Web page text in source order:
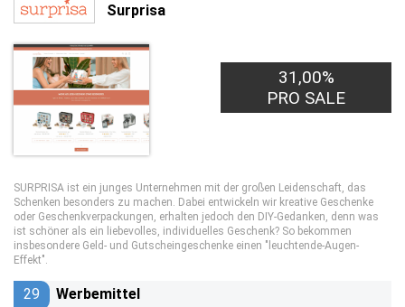
Surprisa
31,00%
PRO SALE
SURPRISA ist ein junges Unternehmen mit der großen Leidenschaft, das
Schenken besonders zu machen. Dabei entwickeln wir kreative Geschenke
oder Geschenkverpackungen, erhalten jedoch den DIY-Gedanken, denn was
ist schöner als ein liebevolles, individuelles Geschenk? So bekommen
insbesondere Geld- und Gutscheingeschenke einen "leuchtende-Augen-
Effekt".
29 Werbemittel